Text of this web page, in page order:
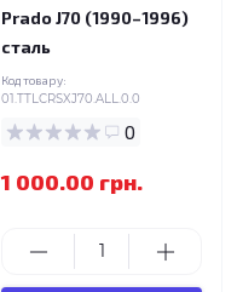
Prado J70 (1990–1996)
сталь
Код товару:
01.TTLCRSXJ70.ALL.0.0
0
1 000.00 грн.